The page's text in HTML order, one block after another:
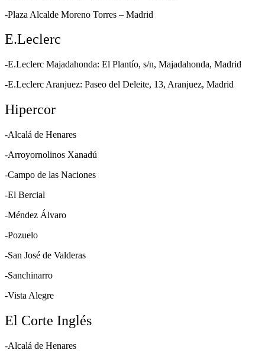
-Plaza Alcalde Moreno Torres – Madrid
E.Leclerc
-E.Leclerc Majadahonda: El Plantío, s/n, Majadahonda, Madrid
-E.Leclerc Aranjuez: Paseo del Deleite, 13, Aranjuez, Madrid
Hipercor
-Alcalá de Henares
-Arroyornolinos Xanadú
-Campo de las Naciones
-El Bercial
-Méndez Álvaro
-Pozuelo
-San José de Valderas
-Sanchinarro
-Vista Alegre
El Corte Inglés
-Alcalá de Henares